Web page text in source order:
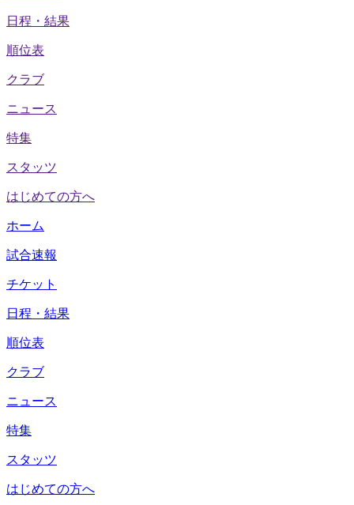
日程・結果
順位表
クラブ
ニュース
特集
スタッツ
はじめての方へ
ホーム
試合速報
チケット
日程・結果
順位表
クラブ
ニュース
特集
スタッツ
はじめての方へ